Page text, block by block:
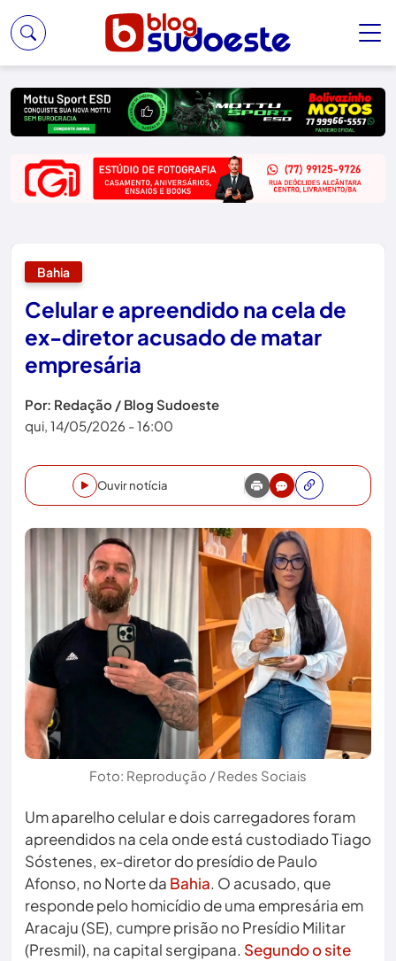
Bahia
Celular e apreendido na cela de
ex-diretor acusado de matar
empresária
Por: Redação / Blog Sudoeste
qui, 14/05/2026 - 16:00
Ouvir notícia
Foto: Reprodução / Redes Sociais
Um aparelho celular e dois carregadores foram
apreendidos na cela onde está custodiado Tiago
Sóstenes, ex-diretor do presídio de Paulo
Afonso, no Norte da Bahia. O acusado, que
responde pelo homicídio de uma empresária em
Aracaju (SE), cumpre prisão no Presídio Militar
(Presmil), na capital sergipana. Segundo o site